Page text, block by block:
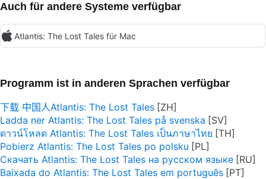
Auch für andere Systeme verfügbar
Atlantis: The Lost Tales für Mac
Programm ist in anderen Sprachen verfügbar
下载 中国人Atlantis: The Lost Tales
Ladda ner Atlantis: The Lost Tales på svenska
ดาวน์โหลด Atlantis: The Lost Tales เป็นภาษาไทย
Pobierz Atlantis: The Lost Tales po polsku
Скачать Atlantis: The Lost Tales на русском языке
Baixada do Atlantis: The Lost Tales em português